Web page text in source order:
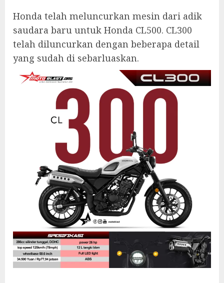
Honda telah meluncurkan mesin dari adik
saudara baru untuk Honda CL500. CL300
telah diluncurkan dengan beberapa detail
yang sudah di sebarluaskan.